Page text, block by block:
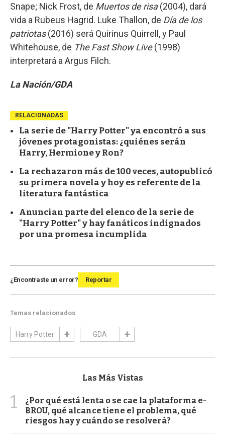
Snape; Nick Frost, de Muertos de risa(2004), dará
vida a Rubeus Hagrid. Luke Thallon, de Día de los
patriotas(2016) será Quirinus Quirrell, y Paul
Whitehouse, de The Fast Show Live(1998)
interpretará a Argus Filch.
La Nación/GDA
RELACIONADAS
La serie de "Harry Potter" ya encontró a sus
jóvenes protagonistas: ¿quiénes serán
Harry, Hermione y Ron?
La rechazaron más de 100 veces, autopublicó
su primera novela y hoy es referente de la
literatura fantástica
Anuncian parte del elenco de la serie de
"Harry Potter" y hay fanáticos indignados
por una promesa incumplida
¿Encontraste un error? Reportar
Temas relacionados
Harry Potter GDA
Las Más Vistas
1
¿Por qué está lenta o se cae la plataforma e-
BROU, qué alcance tiene el problema, qué
riesgos hay y cuándo se resolverá?